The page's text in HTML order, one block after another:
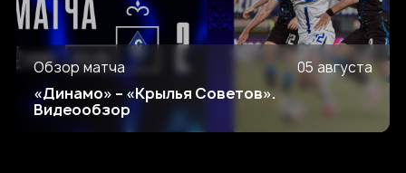
Обзор матча 05 августа
«Динамо» – «Крылья Советов».
Видеообзор